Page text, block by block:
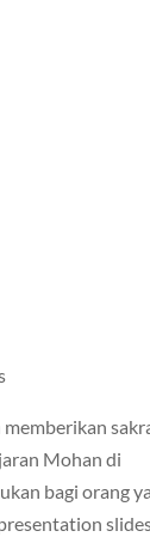
Mohan di
bagi orang